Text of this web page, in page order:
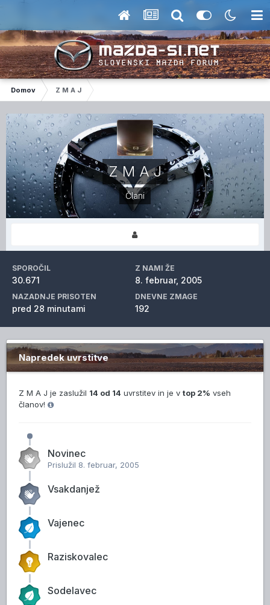
Domov Z M A J
Z M A J
Člani
SPOROČIL
30.671
Z NAMI ŽE
8. februar, 2005
NAZADNJE PRISOTEN
pred 28 minutami
DNEVNE ZMAGE
192
Napredek uvrstitve
Z M A J je zaslužil 14 od 14 uvrstitev in je v top 2% vseh
članov!
Novinec
Prislužil 8. februar, 2005
Vsakdanjež
Vajenec
Raziskovalec
Sodelavec